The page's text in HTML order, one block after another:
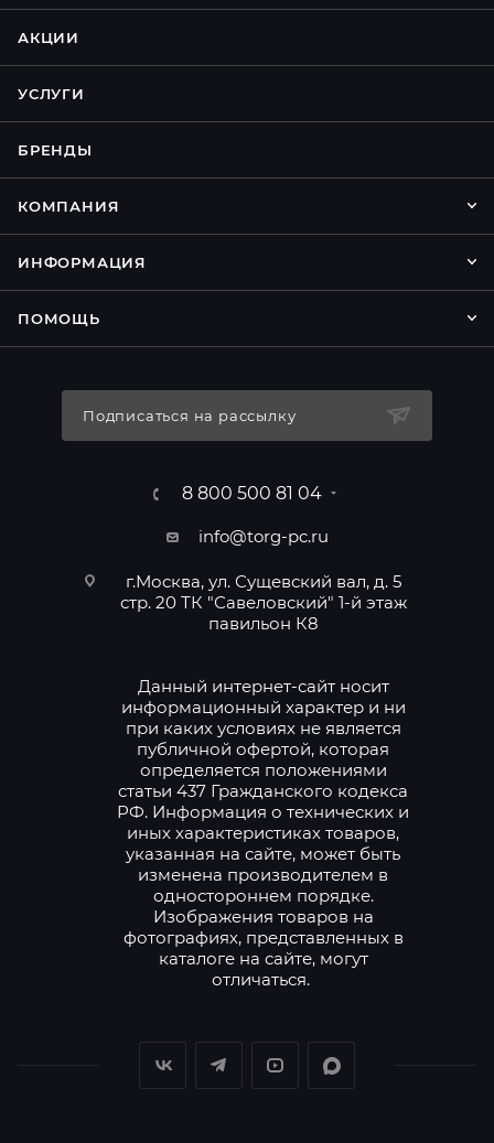
АКЦИИ
УСЛУГИ
БРЕНДЫ
КОМПАНИЯ
ИНФОРМАЦИЯ
ПОМОЩЬ
Подписаться на рассылку
8 800 500 81 04
info@torg-pc.ru
г.Москва, ул. Сущевский вал, д. 5
стр. 20 ТК "Савеловский" 1-й этаж
павильон К8
Данный интернет-сайт носит
информационный характер и ни
при каких условиях не является
публичной офертой, которая
определяется положениями
статьи 437 Гражданского кодекса
РФ. Информация о технических и
иных характеристиках товаров,
указанная на сайте, может быть
изменена производителем в
одностороннем порядке.
Изображения товаров на
фотографиях, представленных в
каталоге на сайте, могут
отличаться.